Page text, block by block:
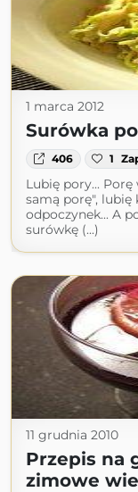
1 marca 2012
Surówka
406 1
Lubię pory...
samą porę", lubię
odpoczynek... A
surówkę (...)
11 grudnia 2010
Przepis na
zimowe